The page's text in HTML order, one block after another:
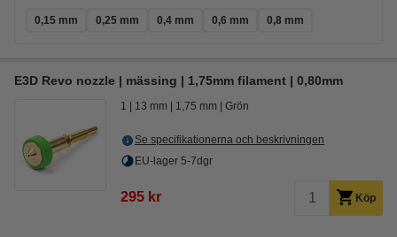
0,15 mm 0,25 mm 0,4 mm 0,6 mm 0,8 mm
E3D Revo nozzle | mässing | 1,75mm filament | 0,80mm
1 13 mm 1,75 mm Grön
Se specifikationerna och beskrivningen
EU-lager 5-7dgr
295 kr Köp